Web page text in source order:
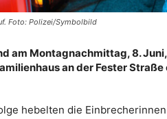
Foto: Polizei/Symbolbild
am Montagnachmittag, 8.
an der Fester
hebelten die